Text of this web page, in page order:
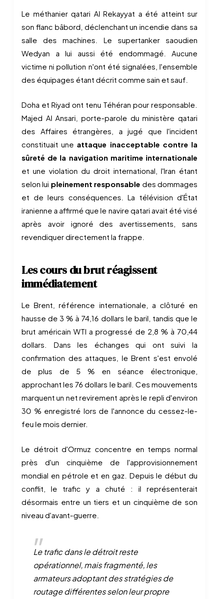
Le méthanier qatari Al Rekayyat a été atteint sur
son flanc bâbord, déclenchant un incendie dans sa
salle des machines. Le supertanker saoudien
Wedyan a lui aussi été endommagé. Aucune
victime ni pollution n'ont été signalées, l'ensemble
des équipages étant décrit comme sain et sauf.
Doha et Riyad ont tenu Téhéran pour responsable.
Majed Al Ansari, porte-parole du ministère qatari
des Affaires étrangères, a jugé que l'incident
constituait une attaque inacceptable contre la
sûreté de la navigation maritime internationale
et une violation du droit international, l'Iran étant
selon lui pleinement responsable des dommages
et de leurs conséquences. La télévision d'État
iranienne a affirmé que le navire qatari avait été visé
après avoir ignoré des avertissements, sans
revendiquer directement la frappe.
Les cours du brut réagissent
immédiatement
Le Brent, référence internationale, a clôturé en
hausse de 3 % à 74,16 dollars le baril, tandis que le
brut américain WTI a progressé de 2,8 % à 70,44
dollars. Dans les échanges qui ont suivi la
confirmation des attaques, le Brent s'est envolé
de plus de 5 % en séance électronique,
approchant les 76 dollars le baril. Ces mouvements
marquent un net revirement après le repli d'environ
30 % enregistré lors de l'annonce du cessez-le-
feu le mois dernier.
Le détroit d'Ormuz concentre en temps normal
près d'un cinquième de l'approvisionnement
mondial en pétrole et en gaz. Depuis le début du
conflit, le trafic y a chuté : il représenterait
désormais entre un tiers et un cinquième de son
niveau d'avant-guerre.
Le trafic dans le détroit reste
opérationnel, mais fragmenté, les
armateurs adoptant des stratégies de
routage différentes selon leur propre